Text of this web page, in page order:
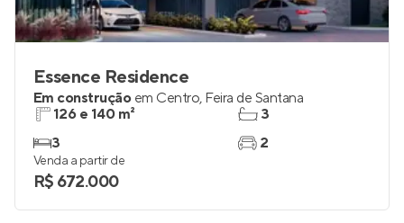
Essence Residence
Em construção em Centro, Feira de Santana
126 e 140 m²
3
3
2
Venda a partir de
R$ 672.000